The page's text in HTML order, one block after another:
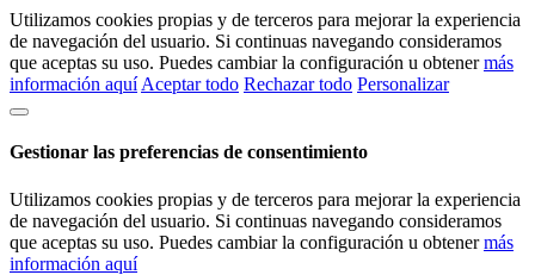
Utilizamos cookies propias y de terceros para mejorar la experiencia
de navegación del usuario. Si continuas navegando consideramos
que aceptas su uso. Puedes cambiar la configuración u obtenermás
información aquí Aceptar todo Rechazar todo Personalizar
Gestionar las preferencias de consentimiento
Utilizamos cookies propias y de terceros para mejorar la experiencia
de navegación del usuario. Si continuas navegando consideramos
que aceptas su uso. Puedes cambiar la configuración u obtenermás
información aquí